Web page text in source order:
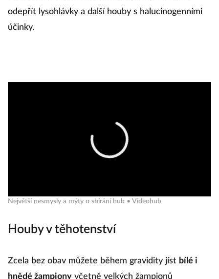
odepřít lysohlávky a další houby s halucinogenními
účinky.
Největší nesmysly a mýty o sbírání hub • Videohub
Houby v těhotenství
Zcela bez obav můžete během gravidity jíst bílé i
hnědé žampiony včetně velkých žampionů